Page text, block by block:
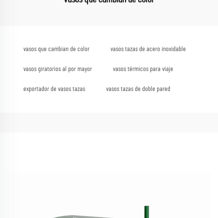
vasos que cambian de color vasos tazas de acero inoxidable
vasos giratorios al por mayor vasos térmicos para viaje
exportador de vasos tazas vasos tazas de doble pared